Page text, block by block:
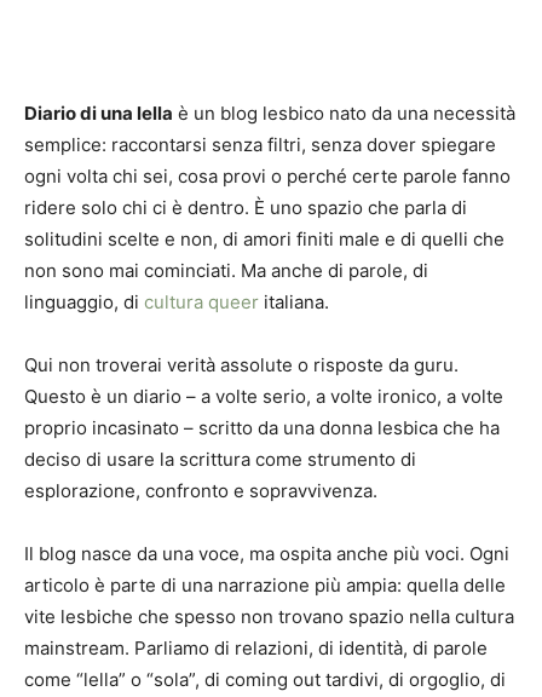
Diario di una lella è un blog lesbico nato da una necessità
semplice: raccontarsi senza filtri, senza dover spiegare
ogni volta chi sei, cosa provi o perché certe parole fanno
ridere solo chi ci è dentro. È uno spazio che parla di
solitudini scelte e non, di amori finiti male e di quelli che
non sono mai cominciati. Ma anche di parole, di
linguaggio, di cultura queer italiana.
Qui non troverai verità assolute o risposte da guru.
Questo è un diario – a volte serio, a volte ironico, a volte
proprio incasinato – scritto da una donna lesbica che ha
deciso di usare la scrittura come strumento di
esplorazione, confronto e sopravvivenza.
Il blog nasce da una voce, ma ospita anche più voci. Ogni
articolo è parte di una narrazione più ampia: quella delle
vite lesbiche che spesso non trovano spazio nella cultura
mainstream. Parliamo di relazioni, di identità, di parole
come “lella” o “sola”, di coming out tardivi, di orgoglio, di